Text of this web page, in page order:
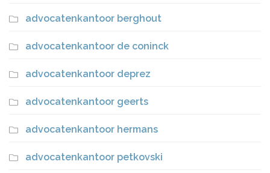
advocatenkantoor berghout
advocatenkantoor de coninck
advocatenkantoor deprez
advocatenkantoor geerts
advocatenkantoor hermans
advocatenkantoor petkovski